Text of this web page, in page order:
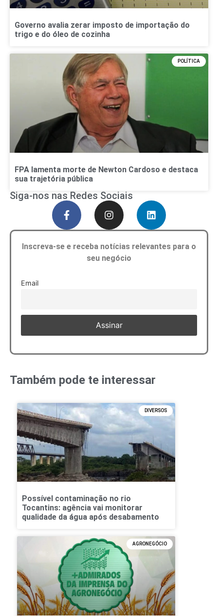
Governo avalia zerar imposto de importação do
trigo e do óleo de cozinha
POLÍTICA
FPA lamenta morte de Newton Cardoso e destaca
sua trajetória pública
Siga-nos nas Redes Sociais
Inscreva-se e receba notícias relevantes para o
seu negócio
Email
Também pode te interessar
DIVERSOS
Possível contaminação no rio
Tocantins: agência vai monitorar
qualidade da água após desabamento
AGRONEGÓCIO